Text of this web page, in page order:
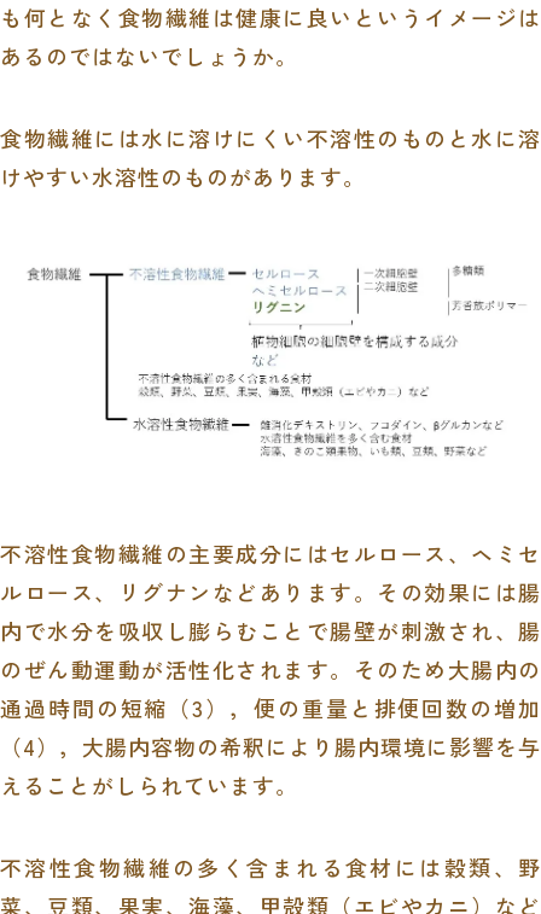
も何となく食物繊維は健康に良いというイメージは
あるのではないでしょうか。
食物繊維には水に溶けにくい不溶性のものと水に溶
けやすい水溶性のものがあります。
不溶性食物繊維の主要成分にはセルロース、ヘミセ
ルロース、リグナンなどあります。その効果には腸
内で水分を吸収し膨らむことで腸壁が刺激され、腸
のぜん動運動が活性化されます。そのため大腸内の
通過時間の短縮（3），便の重量と排便回数の増加
（4），大腸内容物の希釈により腸内環境に影響を与
えることがしられています。
不溶性食物繊維の多く含まれる食材には穀類、野
菜、豆類、果実、海藻、甲殻類（エビやカニ）など